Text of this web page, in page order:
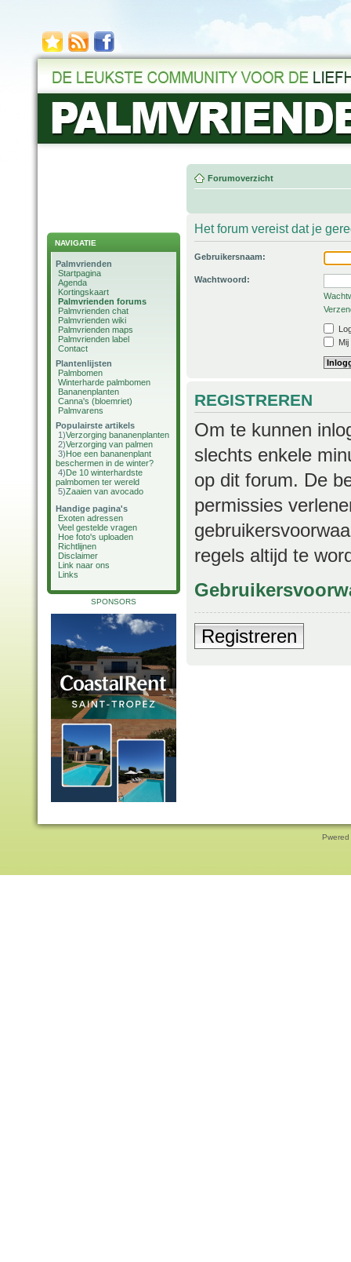
NAVIGATIE
Palmvrienden
Startpagina
Agenda
Kortingskaart
Palmvrienden forums
Palmvrienden chat
Palmvrienden wiki
Palmvrienden maps
Palmvrienden label
Contact
Plantenlijsten
Palmbomen
Winterharde palmbomen
Bananenplanten
Canna's (bloemriet)
Palmvarens
Populairste artikels
1)Verzorging bananenplanten
2)Verzorging van palmen
3)Hoe een bananenplant
beschermen in de winter?
4)De 10 winterhardste
palmbomen ter wereld
5)Zaaien van avocado
Handige pagina's
Exoten adressen
Veel gestelde vragen
Hoe foto's uploaden
Richtlijnen
Disclaimer
Link naar ons
Links
SPONSORS
Forumoverzicht
Het forum vereist dat je
Gebruikersnaam:
Wachtwoord:
REGISTREREN
Om te kunnen
slechts enkele
op dit forum. De
permissies
regels altijd te
Registreren